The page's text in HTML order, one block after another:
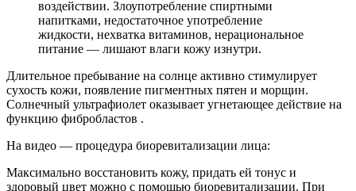
воздействии. Злоупотребление спиртными
напитками, недостаточное употребление
жидкости, нехватка витаминов, нерациональное
питание — лишают влаги кожу изнутри.
Длительное пребывание на солнце активно стимулирует
сухость кожи, появление пигментных пятен и морщин.
Солнечный ультрафиолет оказывает угнетающее действие на
функцию фибробластов .
На видео — процедура биоревитализации лица:
Максимально восстановить кожу, придать ей тонус и
здоровый цвет можно с помощью биоревитализации. При